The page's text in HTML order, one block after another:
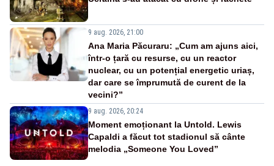
9 aug. 2026, 21:00
Ana Maria Păcuraru: „Cum am ajuns aici,
într-o țară cu resurse, cu un reactor
nuclear, cu un potențial energetic uriaș,
dar care se împrumută de curent de la
vecini?”
9 aug. 2026, 20:24
Moment emoționant la Untold. Lewis
Capaldi a făcut tot stadionul să cânte
melodia „Someone You Loved”